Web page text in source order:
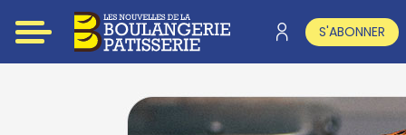
S'ABONNER